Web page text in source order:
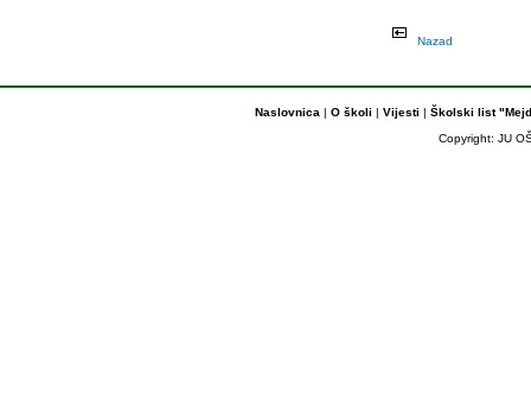
Nazad
Naslovnica | O školi | Vijesti | Školski list
Copyright: JU